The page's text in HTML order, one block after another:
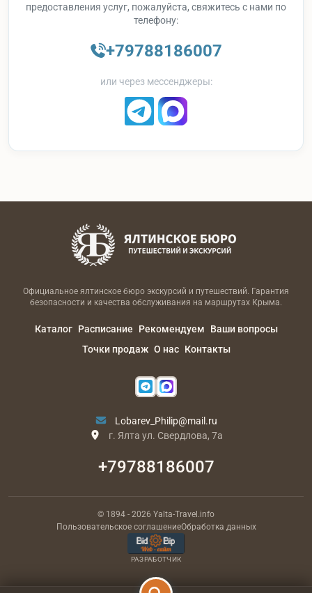
предоставления услуг, пожалуйста, свяжитесь с нами по
телефону:
+79788186007
или через мессенджеры:
Официальное ялтинское бюро экскурсий и путешествий. Гарантия
безопасности и качества обслуживания на маршрутах Крыма.
Каталог Расписание Рекомендуем
Ваши вопросы
Точки продаж О нас Контакты
Lobarev_Philip@mail.ru
г. Ялта ул. Свердлова, 7а
+79788186007
© 1894 - 2026 Yalta-Travel.info
Пользовательское соглашениеОбработка данных
РАЗРАБОТЧИК